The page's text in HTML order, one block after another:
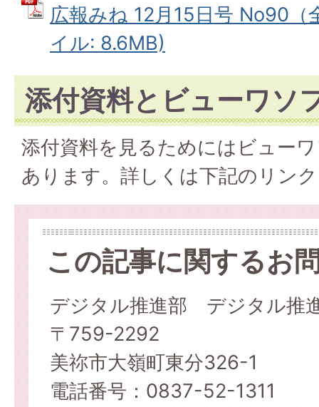
広報みね 12月15日号 No90（
イル: 8.6MB)
添付資料とビューワソ
添付資料を見るためにはビュー
あります。詳しくは下記のリン
この記事に関するお
デジタル推進部 デジタル推
〒759-2292
美祢市大嶺町東分326-1
電話番号：0837-52-1311